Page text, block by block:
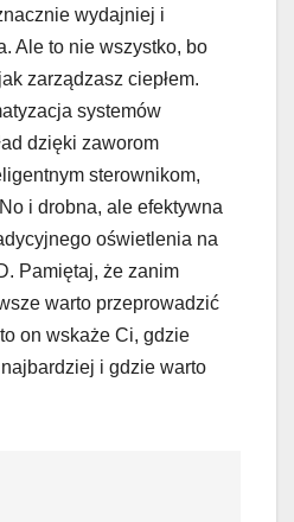
wydajniej i
Ale to nie wszystko, bo
zarządzasz ciepłem.
systemów
dzięki zaworom
sterownikom,
i drobna, ale efektywna
oświetlenia na
Pamiętaj, że zanim
warto przeprowadzić
on wskaże Ci, gdzie
i gdzie warto